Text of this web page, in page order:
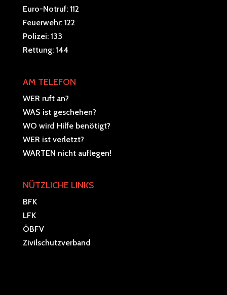
Euro-Notruf: 112
Feuerwehr: 122
Polizei: 133
Rettung: 144
AM TELEFON
WER ruft an?
WAS ist geschehen?
WO wird Hilfe benötigt?
WER ist verletzt?
WARTEN nicht auflegen!
NÜTZLICHE LINKS
BFK
LFK
ÖBFV
Zivilschutzverband